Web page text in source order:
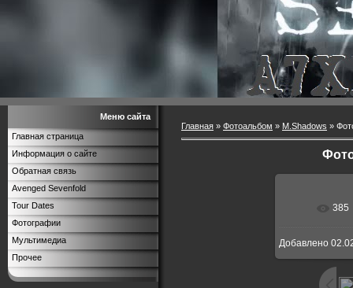
Меню сайта
Главная страница
Информация о сайте
Обратная связь
Avenged Sevenfold
Tour Dates
Фотографии
Мультимедиа
Прочее
Главная » Фотоальбом » M.Shadows »
В 385
Добавлено